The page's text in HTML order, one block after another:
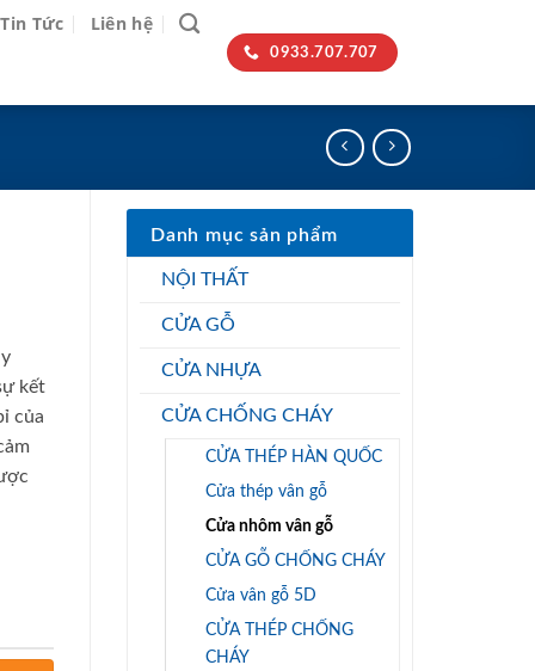
Tin Tức Liên hệ
0933.707.707
Danh mục sản phẩm
NỘI THẤT
CỬA GỖ
CỬA NHỰA
CỬA CHỐNG CHÁY
CỬA THÉP HÀN QUỐC
Cửa thép vân gỗ
Cửa nhôm vân gỗ
CỬA GỖ CHỐNG CHÁY
Cửa vân gỗ 5D
CỬA THÉP CHỐNG
CHÁY
kết
của